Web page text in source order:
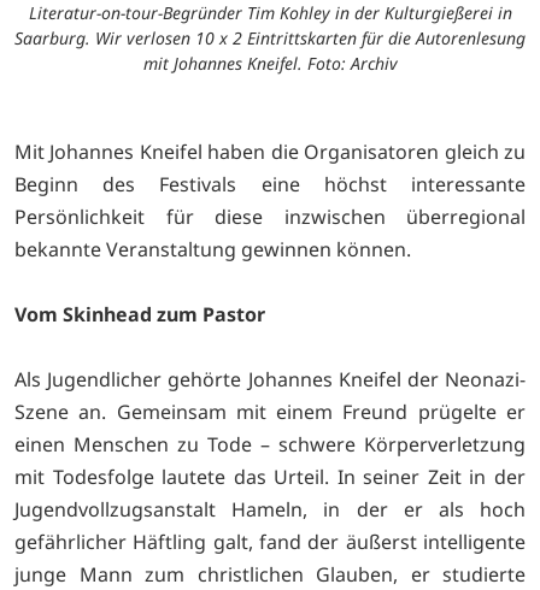
Literatur-on-tour-Begründer Tim Kohley in der Kulturgießerei in
Saarburg. Wir verlosen 10 x 2 Eintrittskarten für die Autorenlesung
mit Johannes Kneifel. Foto: Archiv
Mit Johannes Kneifel haben die Organisatoren gleich zu
Beginn des Festivals eine höchst interessante
Persönlichkeit für diese inzwischen überregional
bekannte Veranstaltung gewinnen können.
Vom Skinhead zum Pastor
Als Jugendlicher gehörte Johannes Kneifel der Neonazi-
Szene an. Gemeinsam mit einem Freund prügelte er
einen Menschen zu Tode – schwere Körperverletzung
mit Todesfolge lautete das Urteil. In seiner Zeit in der
Jugendvollzugsanstalt Hameln, in der er als hoch
gefährlicher Häftling galt, fand der äußerst intelligente
junge Mann zum christlichen Glauben, er studierte